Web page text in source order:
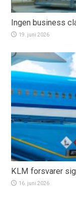
Ingen business
19. juni 2026
KLM forsvarer
16. juni 2026